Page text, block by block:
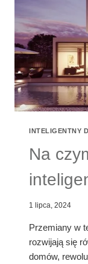
INTELIGENTNY
Na
1 lipca, 2024
Przemiany w
rozwijają się
domów,